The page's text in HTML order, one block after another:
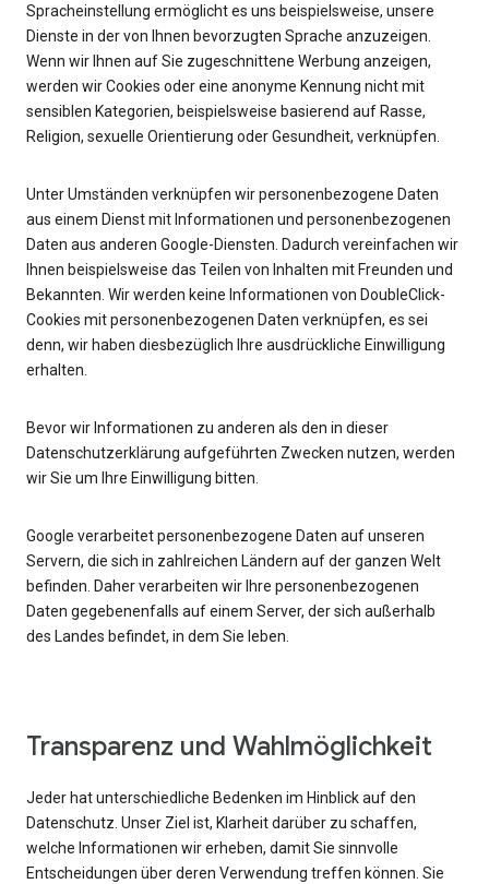
Spracheinstellung ermöglicht es uns beispielsweise, unsere
Dienste in der von Ihnen bevorzugten Sprache anzuzeigen.
Wenn wir Ihnen auf Sie zugeschnittene Werbung anzeigen,
werden wir Cookies oder eine anonyme Kennung nicht mit
sensiblen Kategorien, beispielsweise basierend auf Rasse,
Religion, sexuelle Orientierung oder Gesundheit, verknüpfen.
Unter Umständen verknüpfen wir personenbezogene Daten
aus einem Dienst mit Informationen und personenbezogenen
Daten aus anderen Google-Diensten. Dadurch vereinfachen wir
Ihnen beispielsweise das Teilen von Inhalten mit Freunden und
Bekannten. Wir werden keine Informationen von DoubleClick-
Cookies mit personenbezogenen Daten verknüpfen, es sei
denn, wir haben diesbezüglich Ihre ausdrückliche Einwilligung
erhalten.
Bevor wir Informationen zu anderen als den in dieser
Datenschutzerklärung aufgeführten Zwecken nutzen, werden
wir Sie um Ihre Einwilligung bitten.
Google verarbeitet personenbezogene Daten auf unseren
Servern, die sich in zahlreichen Ländern auf der ganzen Welt
befinden. Daher verarbeiten wir Ihre personenbezogenen
Daten gegebenenfalls auf einem Server, der sich außerhalb
des Landes befindet, in dem Sie leben.
Transparenz und Wahlmöglichkeit
Jeder hat unterschiedliche Bedenken im Hinblick auf den
Datenschutz. Unser Ziel ist, Klarheit darüber zu schaffen,
welche Informationen wir erheben, damit Sie sinnvolle
Entscheidungen über deren Verwendung treffen können. Sie